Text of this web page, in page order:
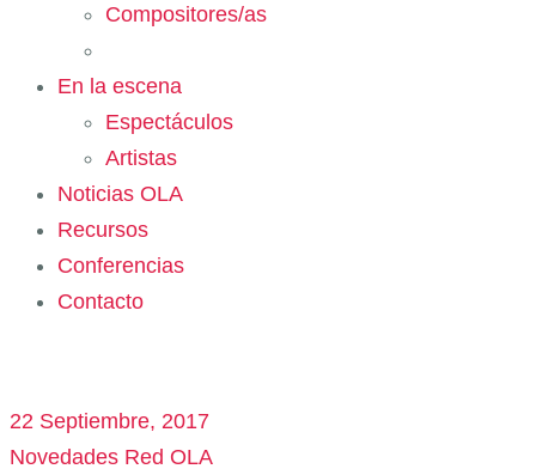
Compositores/as
En la escena
Espectáculos
Artistas
Noticias OLA
Recursos
Conferencias
Contacto
22 Septiembre, 2017
Novedades Red OLA